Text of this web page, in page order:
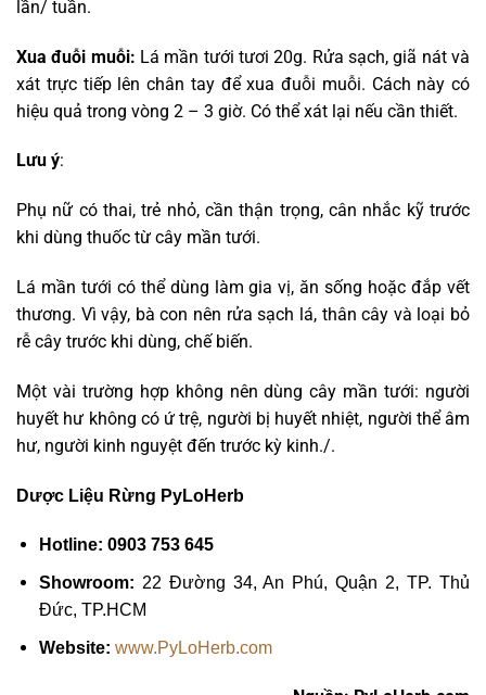
lần/ tuần.
Xua đuỗi muỗi: Lá mần tưới tươi 20g. Rửa sạch, giã nát và
xát trực tiếp lên chân tay để xua đuỗi muỗi. Cách này có
hiệu quả trong vòng 2 – 3 giờ. Có thể xát lại nếu cần thiết.
Lưu ý:
Phụ nữ có thai, trẻ nhỏ, cần thận trọng, cân nhắc kỹ trước
khi dùng thuốc từ cây mần tưới.
Lá mần tưới có thể dùng làm gia vị, ăn sống hoặc đắp vết
thương. Vì vậy, bà con nên rửa sạch lá, thân cây và loại bỏ
rễ cây trước khi dùng, chế biến.
Một vài trường hợp không nên dùng cây mần tưới: người
huyết hư không có ứ trệ, người bị huyết nhiệt, người thể âm
hư, người kinh nguyệt đến trước kỳ kinh./.
Dược Liệu Rừng PyLoHerb
Hotline: 0903 753 645
Showroom: 22 Đường 34, An Phú, Quận 2, TP. Thủ
Đức, TP.HCM
Website: www.PyLoHerb.com